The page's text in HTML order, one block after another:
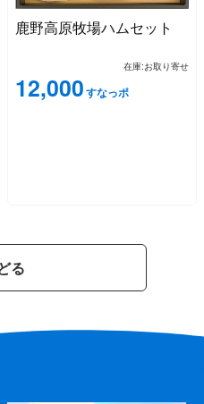
鹿野高原牧場ハムセット
在庫:お取り寄せ
12,000すなっポ
る